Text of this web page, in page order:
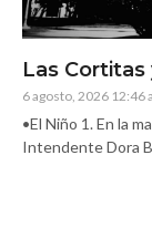
Las
6 agosto, 2026 12:46
•El Niño 1. En la
Intendente Dora